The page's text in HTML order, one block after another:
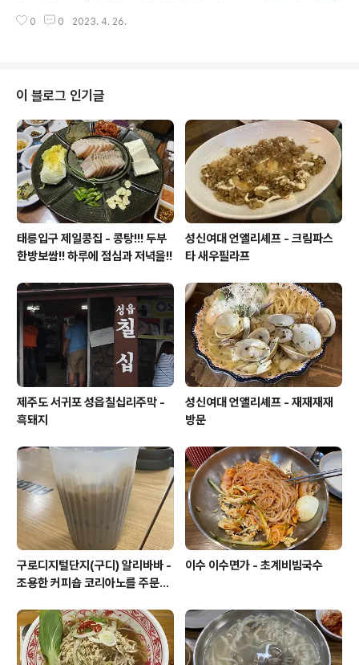
밖에~~ 다음에 또 올께용~~~
즈와 채소와 함깨 먹습니다~냠냠~~ 블루레몬에이드~~
라 진한 크림이 입안에 가득~~ 흐음 저앙~ 배부르지만 일
단 파스타는 포장이 안되니 일단 배에 넣고!! ㅋㅋㅋ 마시쪙
~~~ 나가면서 내부 사진 찰칵찰칵~~~ 또 올께영~~~
0 0 2023. 4. 26.
이 블로그 인기글
태릉입구 제일콩집 - 콩탕!!! 두부
한방보쌈!! 하루에 점심과 저녁을!!
성신여대 언앨리셰프 - 크림파스
타 새우필라프
제주도 서귀포 성읍칠십리주막 -
흑돼지
성신여대 언앨리셰프 - 재재재재
방문
구로디지털단지(구디) 알리바바 -
조용한 커피숍 코리아노를 주문해
이수 이수면가 - 초계비빔국수